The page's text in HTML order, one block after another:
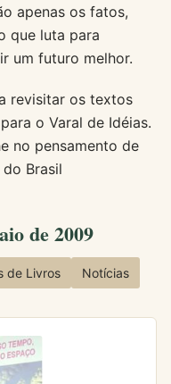
apenas os fatos,
que luta para
um futuro melhor.
revisitar os textos
o Varal de Idéias.
no pensamento de
Brasil
de 2009
de Livros Notícias